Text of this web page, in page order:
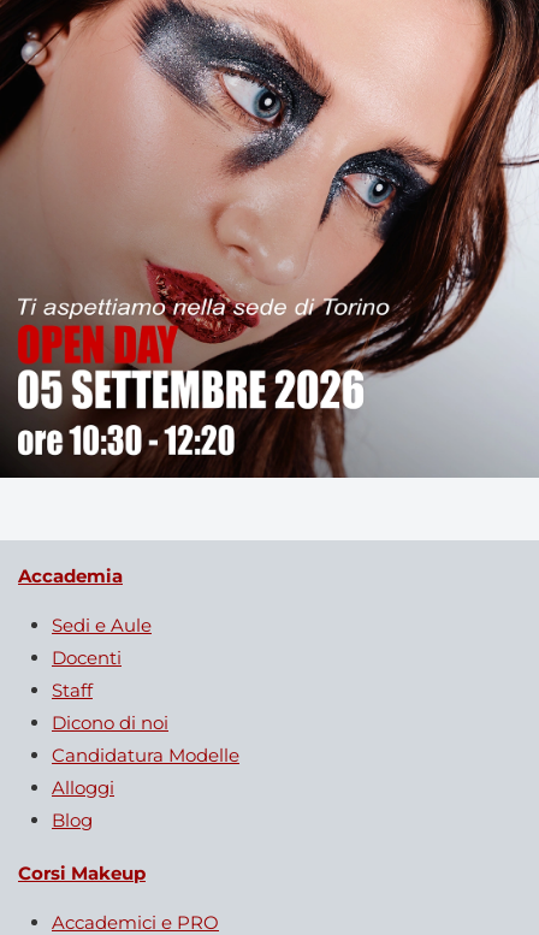
Accademia
Sedi e Aule
Docenti
Staff
Dicono di noi
Candidatura Modelle
Alloggi
Blog
Corsi Makeup
Accademici e PRO